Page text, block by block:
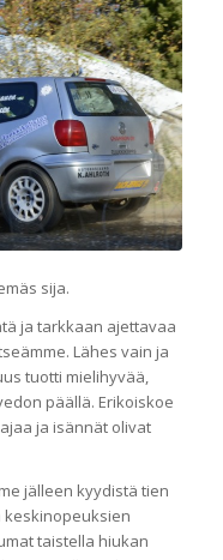
sija.
ja tarkkaan ajettavaa
Lähes vain ja
tuotti mielihyvää,
päällä. Erikoiskoe
ja isännät olivat
jälleen kyydistä tien
keskinopeuksien
taistella hiukan